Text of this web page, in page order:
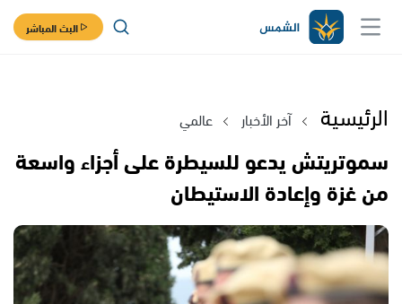
البث المباشر
الرئيسية آخر الأخبار عالمي
سموتريتش يدعو للسيطرة على أجزاء واسعة
من غزة وإعادة الاستيطان